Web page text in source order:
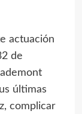
actuación
de
últimas
complicar